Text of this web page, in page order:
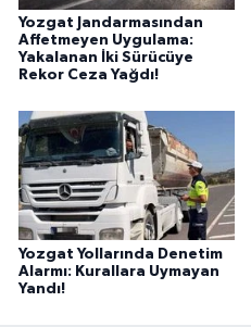
Yozgat Jandarmasından
Affetmeyen Uygulama:
Yakalanan İki Sürücüye
Rekor Ceza Yağdı!
Yozgat Yollarında Denetim
Alarmı: Kurallara Uymayan
Yandı!